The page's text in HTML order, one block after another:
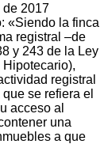
de 2017
«Siendo la finca
registral –de
y 243 de la Ley
registral
se refiera el
acceso al
una
a que